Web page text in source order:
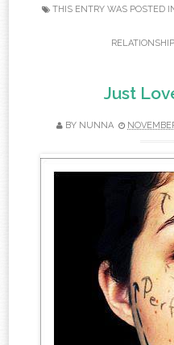
THIS ENTRY WAS POSTED
RELATIONSHIP
Just
BY NUNNA